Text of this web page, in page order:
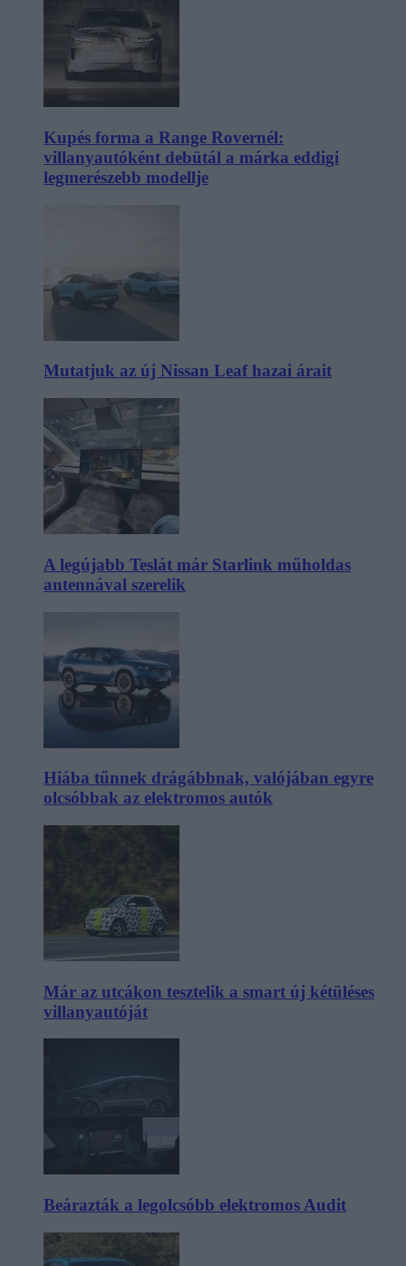
Kupés forma a Range Rovernél:
villanyautóként debütál a márka eddigi
legmerészebb modellje
Mutatjuk az új Nissan Leaf hazai árait
A legújabb Teslát már Starlink műholdas
antennával szerelik
Hiába tűnnek drágábbnak, valójában egyre
olcsóbbak az elektromos autók
Már az utcákon tesztelik a smart új kétüléses
villanyautóját
Beárazták a legolcsóbb elektromos Audit